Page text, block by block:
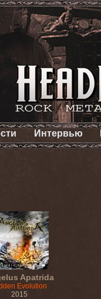
Интервью
Apatrida
Evolution
2015